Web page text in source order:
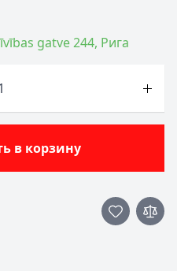
gatve 244, Рига
в корзину